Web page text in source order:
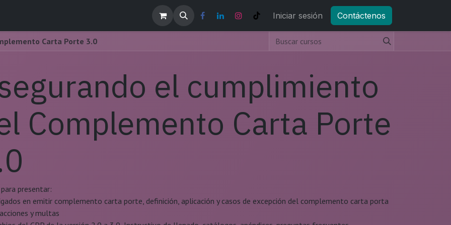
EMPLEOS Noticias y actualizaciones Tienda
Iniciar sesión Contáctenos
Carta Porte 3.0
el cumplimiento
Complemento Carta Porte
presentar:
en emitir complemento carta porte, definición, aplicación y casos de excepción del complemento carta porta
y multas